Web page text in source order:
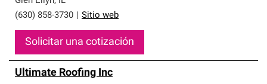
(630) 858-3730
Sitio web
Solicitar una cotización
Ultimate Roofing Inc